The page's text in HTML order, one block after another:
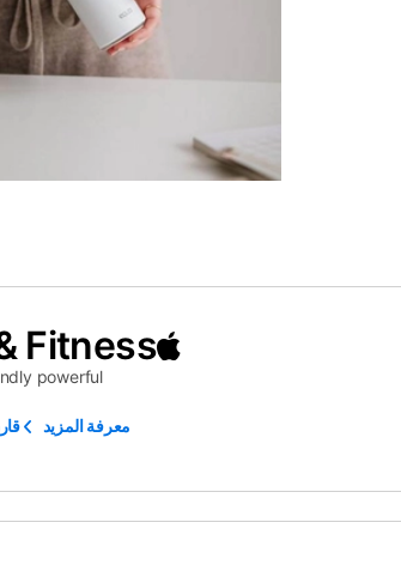
Fitness
powerful.
معرفة المزيد